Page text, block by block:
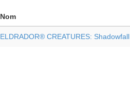
Nom
ELDRADOR® CREATURES: Shadowfall